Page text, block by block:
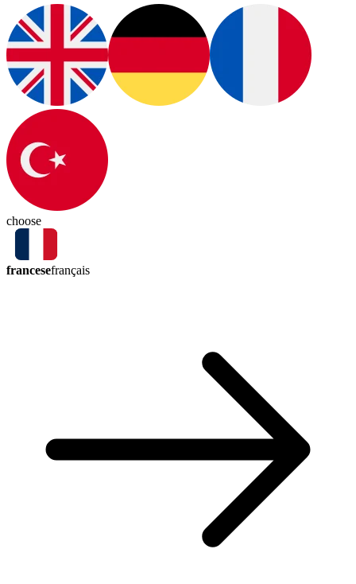
choose
francesefrançais